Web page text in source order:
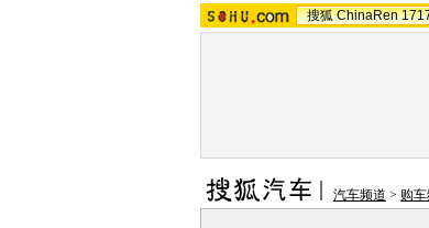
搜狐 ChinaRen
汽车频道 > 购